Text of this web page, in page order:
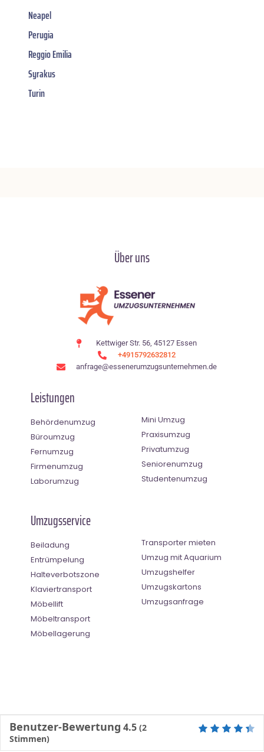
Neapel
Perugia
Reggio Emilia
Syrakus
Turin
Über uns
Kettwiger Str. 56, 45127 Essen
+4915792632812
anfrage@essenerumzugsunternehmen.de
Leistungen
Behördenumzug
Büroumzug
Fernumzug
Firmenumzug
Laborumzug
Mini Umzug
Praxisumzug
Privatumzug
Seniorenumzug
Studentenumzug
Umzugsservice
Beiladung
Entrümpelung
Halteverbotszone
Klaviertransport
Möbellift
Möbeltransport
Möbellagerung
Transporter mieten
Umzug mit Aquarium
Umzugshelfer
Umzugskartons
Umzugsanfrage
Benutzer-Bewertung 4.5 (2
Stimmen)